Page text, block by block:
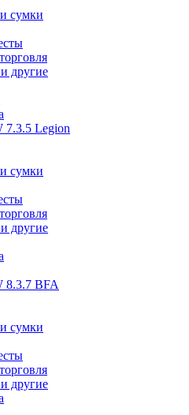
сумки
другие
7.3.5 Legion
сумки
другие
8.3.7 BFA
сумки
другие